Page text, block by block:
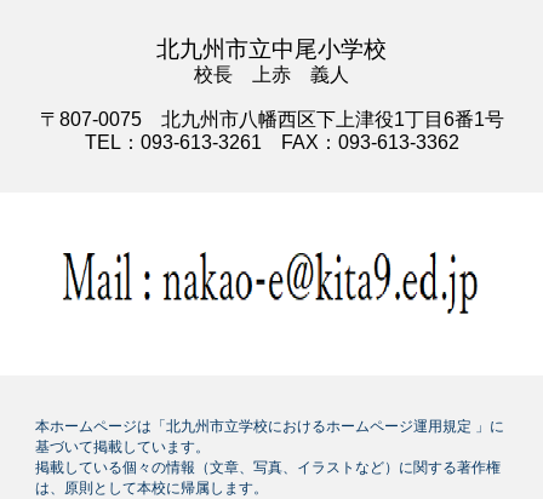
北九州市立中尾小学校
校長 上赤 義人
〒807-0075 北九州市八幡西区下上津役1丁目6番1号
TEL：093-613-3261 FAX ：093-613-3362
本ホームページは「北九州市立学校におけるホームページ運用規定 」に
基づいて掲載しています。
掲載している個々の情報（文章、写真、イラストなど）に関する著作権
は、原則として本校に帰属します。